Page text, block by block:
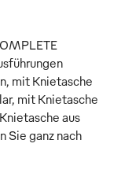
mit Knietasche
mit Knietasche
aus
Sie ganz nach